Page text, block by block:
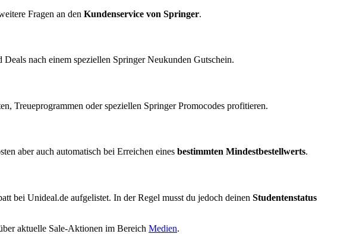
Fragen an den Kundenservice von Springer.
nach einem speziellen Springer Neukunden Gutschein.
Treueprogrammen oder speziellen Springer Promocodes profitieren.
aber auch automatisch bei Erreichen eines bestimmten Mindestbestellwerts.
bei Unideal.de aufgelistet. In der Regel musst du jedoch deinen Studentenstatus
aktuelle Sale-Aktionen im Bereich Medien.